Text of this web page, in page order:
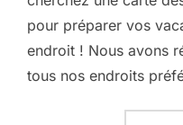
pour préparer vos
endroit ! Nous avons
tous nos endroits